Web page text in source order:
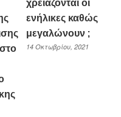
χρειάζονται οι
ενήλικες καθώς
μεγαλώνουν ;
14 Οκτωβρίου, 2021